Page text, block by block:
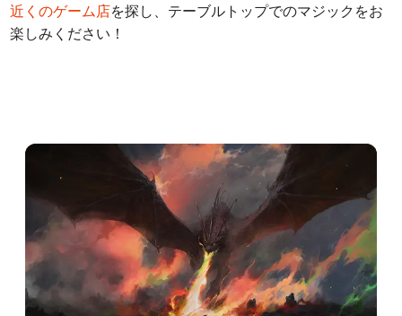
近くのゲーム店を探し、テーブルトップでのマジックをお
楽しみください！